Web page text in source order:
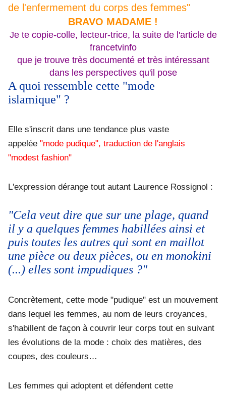
de l'enfermement du corps des femmes"
BRAVO MADAME !
Je te copie-colle, lecteur-trice, la suite de l'article de
francetvinfo
que je trouve très documenté et très intéressant
dans les perspectives qu'il pose
A quoi ressemble cette "mode
islamique" ?
Elle s'inscrit dans une tendance plus vaste
appelée "mode pudique", traduction de l'anglais
"modest fashion"
L'expression dérange tout autant Laurence Rossignol :
"Cela veut dire que sur une plage, quand
il y a quelques femmes habillées ainsi et
puis toutes les autres qui sont en maillot
une pièce ou deux pièces, ou en monokini
(...) elles sont impudiques ?"
Concrètement, cette mode "pudique" est un mouvement
dans lequel les femmes, au nom de leurs croyances,
s'habillent de façon à couvrir leur corps tout en suivant
les évolutions de la mode : choix des matières, des
coupes, des couleurs…
Les femmes qui adoptent et défendent cette